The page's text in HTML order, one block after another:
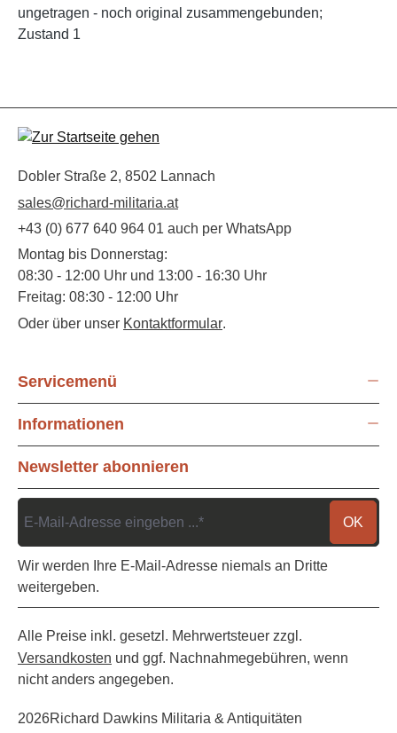
ungetragen - noch original zusammengebunden;
Zustand 1
Dobler Straße 2, 8502 Lannach
sales@richard-militaria.at
+43 (0) 677 640 964 01 auch per WhatsApp
Montag bis Donnerstag:
08:30 - 12:00 Uhr und 13:00 - 16:30 Uhr
Freitag: 08:30 - 12:00 Uhr
Oder über unser Kontaktformular.
Servicemenü
Informationen
Newsletter abonnieren
OK
Wir werden Ihre E-Mail-Adresse niemals an Dritte
weitergeben.
Alle Preise inkl. gesetzl. Mehrwertsteuer zzgl.
Versandkosten und ggf. Nachnahmegebühren, wenn
nicht anders angegeben.
2026Richard Dawkins Militaria & Antiquitäten